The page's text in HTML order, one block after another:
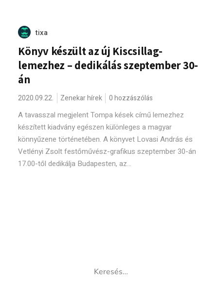
tixa
Könyv készült az új Kiscsillag-
lemezhez – dedikálás szeptember 30-
án
2020.09.22. Zenekar hírek 0 hozzászólás
A tavasszal megjelent Tompa kések című lemezhez
készített kiadvány egészen különleges a magyar
könnyűzene történetében. A könyvet Lovasi András és
Vetlényi Zsolt festőművész-grafikus szeptember 30-án
17.00-től dedikálja Budapesten, az...